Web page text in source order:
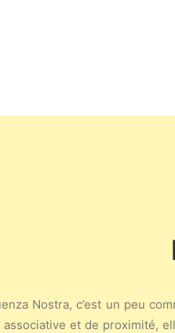
Nostra, c’est un peu
associative et de proximité,